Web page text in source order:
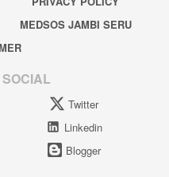
MEDSOS JAMBI SERU
Twitter
Linkedin
Blogger